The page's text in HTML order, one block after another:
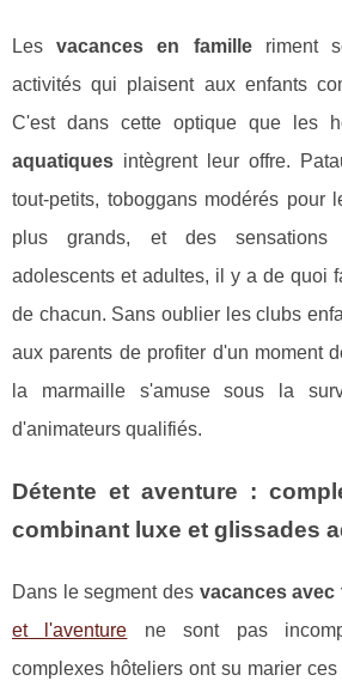
Lesvacances en familleriment
activités qui plaisent aux enfants
C'est dans cette optique que les
aquatiques intègrent leur offre.
tout-petits, toboggans modérés pour
plus grands, et des
adolescents et adultes, il y a de quoi
de chacun. Sans oublier les clubs
aux parents de profiter d'un moment
la marmaille s'amuse sous la
d'animateurs qualifiés.
Détente et aventure :
combinant luxe et glissades
Dans le segment des vacances avec
et l'aventure ne sont pas
complexes hôteliers ont su marier